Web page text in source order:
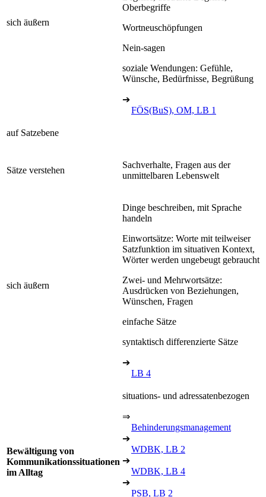
sich äußern
Oberbegriffe
Wortneuschöpfungen
Nein-sagen
soziale Wendungen: Gefühle,
Wünsche, Bedürfnisse, Begrüßung
➔
FÖS(BuS), OM, LB 1
auf Satzebene
Sätze verstehen
Sachverhalte, Fragen aus der
unmittelbaren Lebenswelt
sich äußern
Dinge beschreiben, mit Sprache
handeln
Einwortsätze: Worte mit teilweiser
Satzfunktion im situativen Kontext,
Wörter werden ungebeugt gebraucht
Zwei- und Mehrwortsätze:
Ausdrücken von Beziehungen,
Wünschen, Fragen
einfache Sätze
syntaktisch differenzierte Sätze
➔
LB 4
Bewältigung von
Kommunikationssituationen
im Alltag
situations- und adressatenbezogen
⇒
Behinderungsmanagement
➔
WDBK, LB 2
➔
WDBK, LB 4
➔
PSB, LB 2